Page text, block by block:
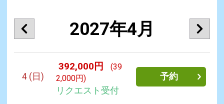
2027年4月
4 (日)
392,000円
(39
2,000円)
リクエスト受付
予約